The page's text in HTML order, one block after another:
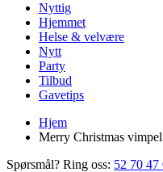
Nyttig
Hjemmet
Helse & velvære
Nytt
Party
Tilbud
Gavetips
Hjem
Merry Christmas
Spørsmål? Ring oss: 52 70 47